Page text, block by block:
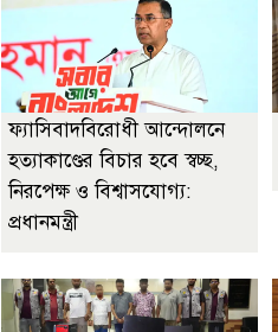
ফ্যাসিবাদবিরোধী আন্দোলনে
হত্যাকাণ্ডের বিচার হবে স্বচ্ছ,
নিরপেক্ষ ও বিশ্বাসযোগ্য:
প্রধানমন্ত্রী